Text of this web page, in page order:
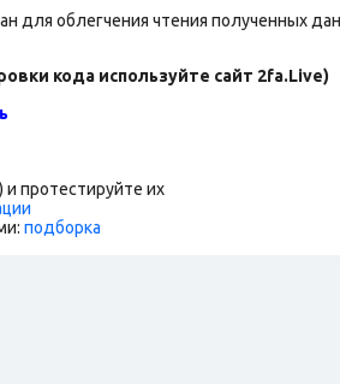
для облегчения чтения полученных
кода используйте сайт 2fa.Live)
и протестируйте их
подборка